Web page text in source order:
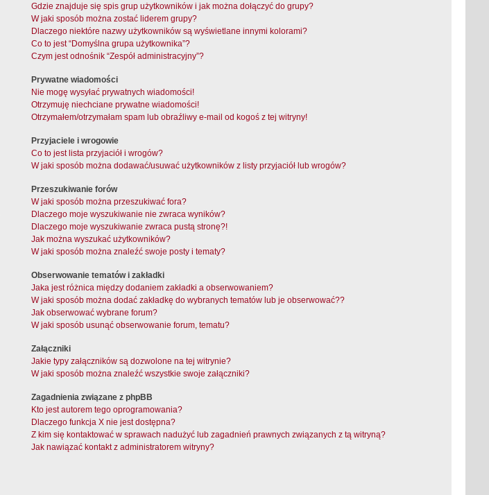
Gdzie znajduje się spis grup użytkowników i jak można dołączyć do grupy?
W jaki sposób można zostać liderem grupy?
Dlaczego niektóre nazwy użytkowników są wyświetlane innymi kolorami?
Co to jest “Domyślna grupa użytkownika”?
Czym jest odnośnik “Zespół administracyjny”?
Prywatne wiadomości
Nie mogę wysyłać prywatnych wiadomości!
Otrzymuję niechciane prywatne wiadomości!
Otrzymałem/otrzymałam spam lub obraźliwy e-mail od kogoś z tej witryny!
Przyjaciele i wrogowie
Co to jest lista przyjaciół i wrogów?
W jaki sposób można dodawać/usuwać użytkowników z listy przyjaciół lub wrogów?
Przeszukiwanie forów
W jaki sposób można przeszukiwać fora?
Dlaczego moje wyszukiwanie nie zwraca wyników?
Dlaczego moje wyszukiwanie zwraca pustą stronę?!
Jak można wyszukać użytkowników?
W jaki sposób można znaleźć swoje posty i tematy?
Obserwowanie tematów i zakładki
Jaka jest różnica między dodaniem zakładki a obserwowaniem?
W jaki sposób można dodać zakładkę do wybranych tematów lub je obserwować??
Jak obserwować wybrane forum?
W jaki sposób usunąć obserwowanie forum, tematu?
Załączniki
Jakie typy załączników są dozwolone na tej witrynie?
W jaki sposób można znaleźć wszystkie swoje załączniki?
Zagadnienia związane z phpBB
Kto jest autorem tego oprogramowania?
Dlaczego funkcja X nie jest dostępna?
Z kim się kontaktować w sprawach nadużyć lub zagadnień prawnych związanych z tą witryną?
Jak nawiązać kontakt z administratorem witryny?